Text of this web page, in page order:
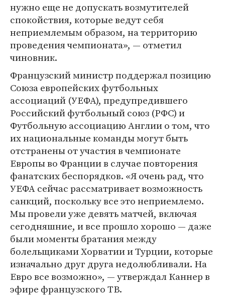
нужно еще не допускать возмутителей
спокойствия, которые ведут себя
неприемлемым образом, на территорию
проведения чемпионата», — отметил
чиновник.
Французский министр поддержал позицию
Союза европейских футбольных
ассоциаций (УЕФА), предупредившего
Российский футбольный союз (РФС) и
Футбольную ассоциацию Англии о том, что
их национальные команды могут быть
отстранены от участия в чемпионате
Европы во Франции в случае повторения
фанатских беспорядков. «Я очень рад, что
УЕФА сейчас рассматривает возможность
санкций, поскольку все это неприемлемо.
Мы провели уже девять матчей, включая
сегодняшние, и все прошло хорошо — даже
были моменты братания между
болельщиками Хорватии и Турции, которые
изначально друг друга недолюбливали. На
Евро все возможно», — утверждал Каннер в
эфире французского ТВ.